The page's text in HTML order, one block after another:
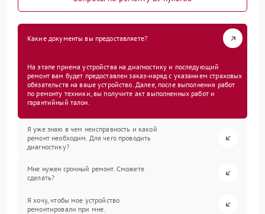
Какие документы вы предоставляете?
На этапе приема устройства на диагностику и последующий
ремонт вам будет предоставлен заказ-наряд с указанием страховых
обязательств на ваше устройство. Далее, после выполнения работ
по ремонту техники, вы получите акт выполненных работ и
гарантийный талон.
Я уже знаю в чем неисправность и какой
ремонт необходим. Для чего проводить
диагностику?
Мне нужен срочный ремонт. Сможете
сделать?
Я хочу, чтобы мое устройство
ремонтировали при мне.